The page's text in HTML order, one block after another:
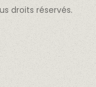
droits réservés.